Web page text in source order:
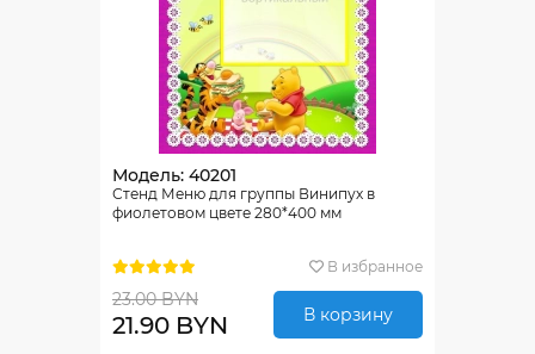
Модель: 40201
Стенд Меню для группы Винипух в
фиолетовом цвете 280*400 мм
В избранное
23.00 BYN
21.90 BYN В корзину